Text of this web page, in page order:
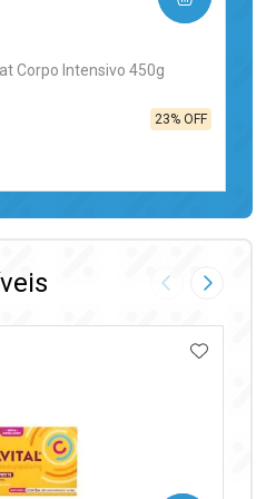
Corpo Intensivo 450g
23% OFF
FECHAR
FECHAR
Imagem